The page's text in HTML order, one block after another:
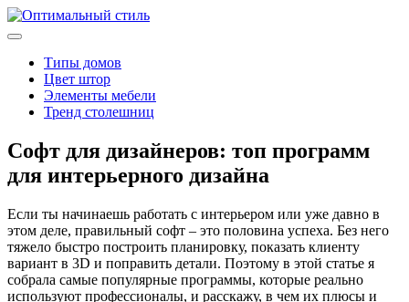
Типы домов
Цвет штор
Элементы мебели
Тренд столешниц
Софт для дизайнеров: топ программ
для интерьерного дизайна
Если ты начинаешь работать с интерьером или уже давно в
этом деле, правильный софт – это половина успеха. Без него
тяжело быстро построить планировку, показать клиенту
вариант в 3D и поправить детали. Поэтому в этой статье я
собрала самые популярные программы, которые реально
используют профессионалы, и расскажу, в чем их плюсы и